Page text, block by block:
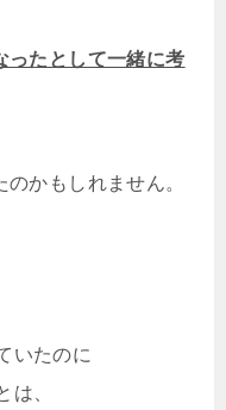
ったとして一緒に考
かもしれません。
いたのに
は、